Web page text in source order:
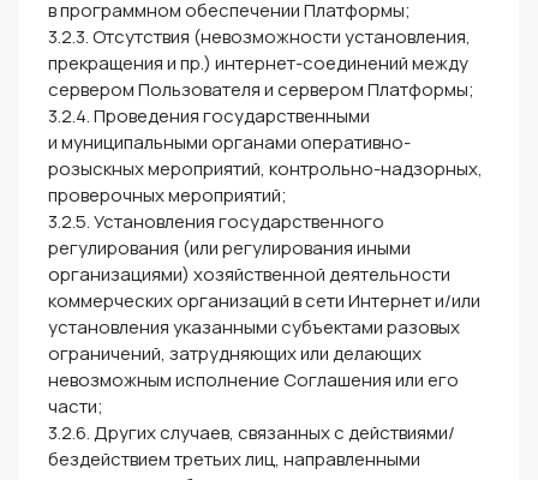
в программном обеспечении Платформы;
3.2.3. Отсутствия (невозможности установления,
прекращения и пр.) интернет-соединений между
сервером Пользователя и сервером Платформы;
3.2.4. Проведения государственными
и муниципальными органами оперативно-
розыскных мероприятий, контрольно-надзорных,
проверочных мероприятий;
3.2.5. Установления государственного
регулирования (или регулирования иными
организациями) хозяйственной деятельности
коммерческих организаций в сети Интернет и/или
установления указанными субъектами разовых
ограничений, затрудняющих или делающих
невозможным исполнение Соглашения или его
части;
3.2.6. Других случаев, связанных с действиями/
бездействием третьих лиц, направленными